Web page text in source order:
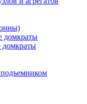
домкраты
домкраты